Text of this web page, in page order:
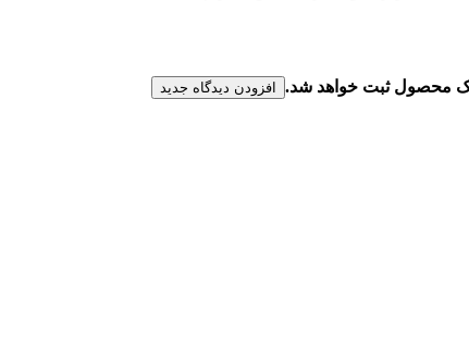
محصول ثبت خواهد شد. افزودن دیدگاه جدید